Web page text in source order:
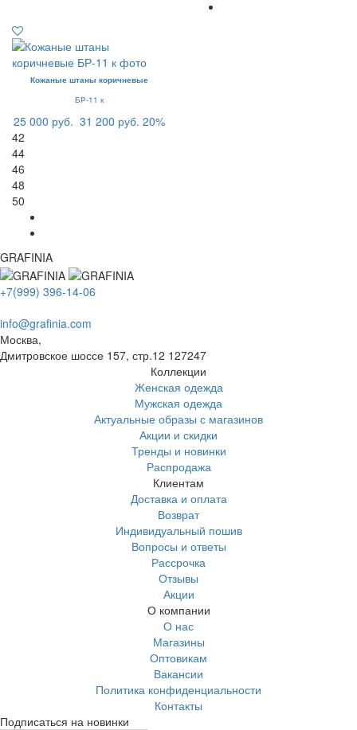
Кожаные штаны коричневые
БР-11 к
25 000 руб. 31 200 руб. 20%
42
44
46
48
50
GRAFINIA
+7(999) 396-14-06
info@grafinia.com
Москва,
Дмитровское шоссе 157, стр.12 127247
Коллекции
Женская одежда
Мужская одежда
Актуальные образы с магазинов
Акции и скидки
Тренды и новинки
Распродажа
Клиентам
Доставка и оплата
Возврат
Индивидуальный пошив
Вопросы и ответы
Рассрочка
Отзывы
Акции
О компании
О нас
Магазины
Оптовикам
Вакансии
Политика конфиденциальности
Контакты
Подписаться на новинки